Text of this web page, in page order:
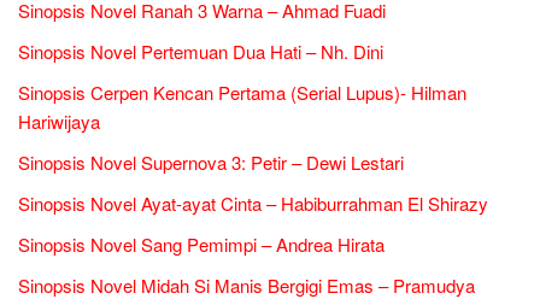
Sinopsis Novel Ranah 3 Warna – Ahmad Fuadi
Sinopsis Novel Pertemuan Dua Hati – Nh. Dini
Sinopsis Cerpen Kencan Pertama (Serial Lupus)- Hilman
Hariwijaya
Sinopsis Novel Supernova 3: Petir – Dewi Lestari
Sinopsis Novel Ayat-ayat Cinta – Habiburrahman El Shirazy
Sinopsis Novel Sang Pemimpi – Andrea Hirata
Sinopsis Novel Midah Si Manis Bergigi Emas – Pramudya